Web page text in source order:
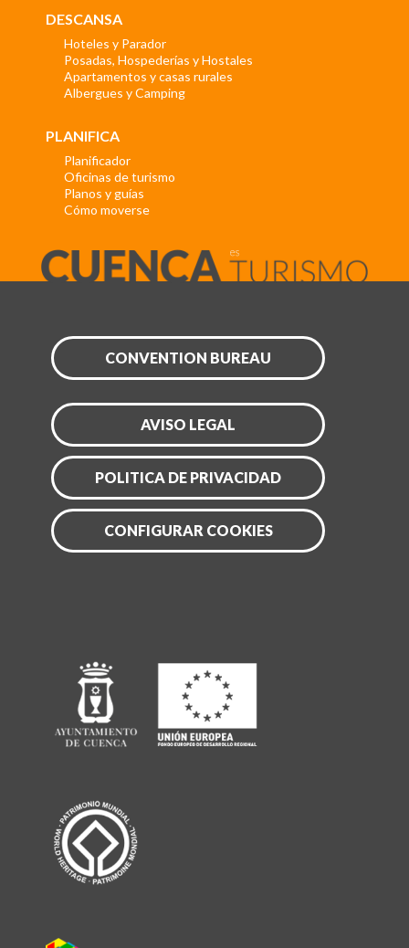
DESCANSA
Hoteles y Parador
Posadas, Hospederías y Hostales
Apartamentos y casas rurales
Albergues y Camping
PLANIFICA
Planificador
Oficinas de turismo
Planos y guías
Cómo moverse
CONVENTION BUREAU
AVISO LEGAL
POLITICA DE PRIVACIDAD
CONFIGURAR COOKIES